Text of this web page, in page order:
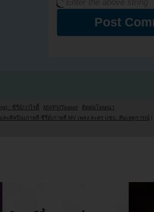
: ซีรี่ย์/วาไรตี้ MV/PV/Teaser ติดต่อโฆษณา
ละศิลปินเกาหลี ซีรี่ย์เกาหลี MV เพลง ละคร แซ่บ..ทันเหตุการณ์